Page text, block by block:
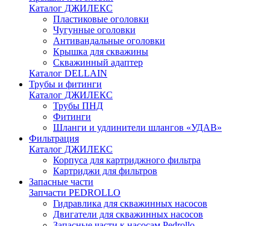
Каталог ДЖИЛЕКС
Пластиковые оголовки
Чугунные оголовки
Антивандальные оголовки
Крышка для скважины
Скважинный адаптер
Каталог DELLAIN
Трубы и фитинги
Каталог ДЖИЛЕКС
Трубы ПНД
Фитинги
Шланги и удлинители шлангов «УДАВ»
Фильтрация
Каталог ДЖИЛЕКС
Корпуса для картриджного фильтра
Картриджи для фильтров
Запасные части
Запчасти PEDROLLO
Гидравлика для скважинных насосов
Двигатели для скважинных насосов